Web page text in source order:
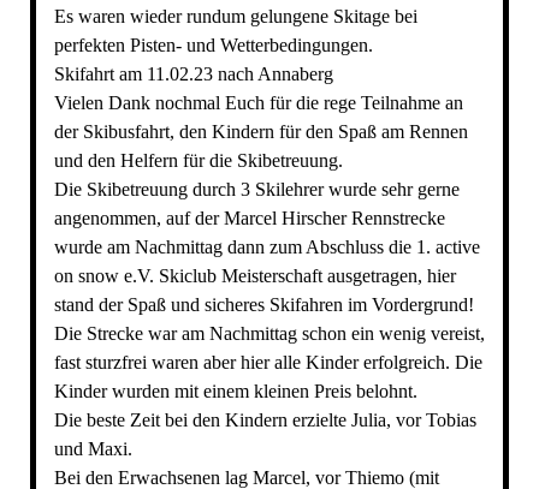
Es waren wieder rundum gelungene Skitage bei
perfekten Pisten- und Wetterbedingungen.
Skifahrt am 11.02.23 nach Annaberg
Vielen Dank nochmal Euch für die rege Teilnahme an
der Skibusfahrt, den Kindern für den Spaß am Rennen
und den Helfern für die Skibetreuung.
Die Skibetreuung durch 3 Skilehrer wurde sehr gerne
angenommen, auf der Marcel Hirscher Rennstrecke
wurde am Nachmittag dann zum Abschluss die 1. active
on snow e.V. Skiclub Meisterschaft ausgetragen, hier
stand der Spaß und sicheres Skifahren im Vordergrund!
Die Strecke war am Nachmittag schon ein wenig vereist,
fast sturzfrei waren aber hier alle Kinder erfolgreich. Die
Kinder wurden mit einem kleinen Preis belohnt.
Die beste Zeit bei den Kindern erzielte Julia, vor Tobias
und Maxi.
Bei den Erwachsenen lag Marcel, vor Thiemo (mit